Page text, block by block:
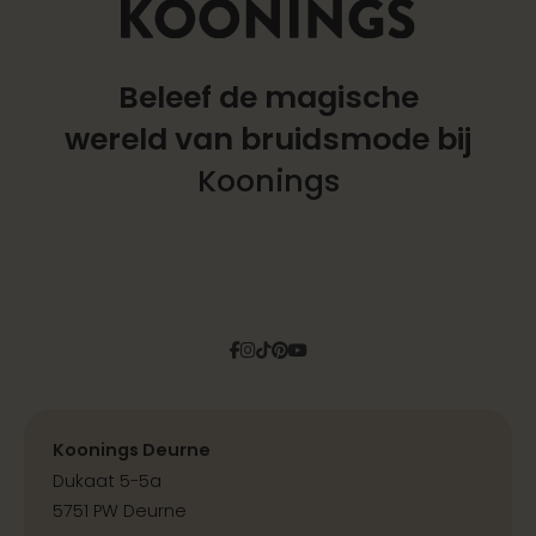
Beleef de magische
wereld van bruidsmode bij
Koonings
Facebook
Instagram
Tiktok
Pinterest
YouTube
Koonings Deurne
Dukaat 5-5a
5751 PW Deurne